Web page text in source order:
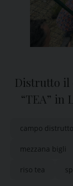
Distrutto il
“TEA” in
campo distrutto
mezzana bigli
riso tea